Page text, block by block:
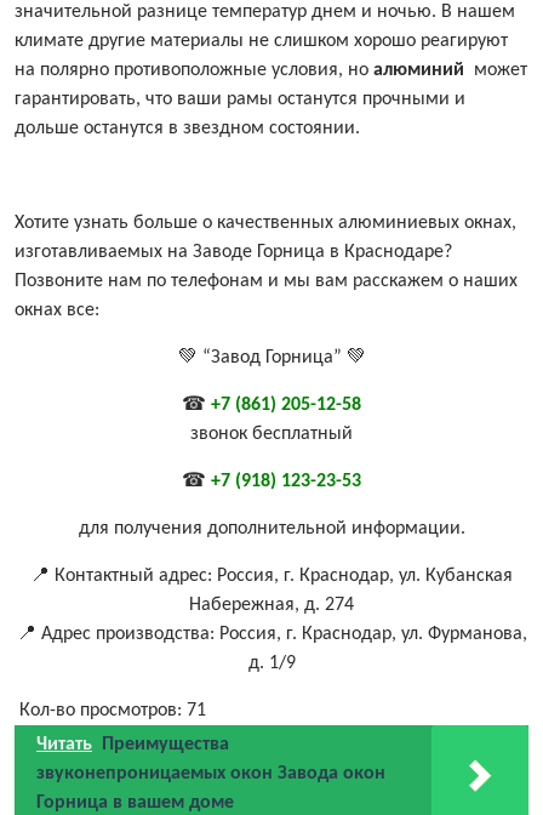
значительной разнице температур днем ​​и ночью. В нашем
климате другие материалы не слишком хорошо реагируют
на полярно противоположные условия, но алюминий может
гарантировать, что ваши рамы останутся прочными и
дольше останутся в звездном состоянии.
Хотите узнать больше о качественных алюминиевых окнах,
изготавливаемых на Заводе Горница в Краснодаре?
Позвоните нам по телефонам и мы вам расскажем о наших
окнах все:
💚 “Завод Горница” 💚
☎ +7 (861) 205-12-58
звонок бесплатный
☎ +7 (918) 123-23-53
для получения дополнительной информации.
📍 Контактный адрес: Россия, г. Краснодар, ул. Кубанская
Набережная, д. 274
📍 Адрес производства: Россия, г. Краснодар, ул. Фурманова,
д. 1/9
Кол-во просмотров: 71
Читать
Преимущества
звуконепроницаемых окон Завода окон
Горница в вашем доме